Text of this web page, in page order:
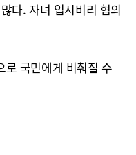
다. 자녀 입시비리 혐의
국민에게 비춰질 수